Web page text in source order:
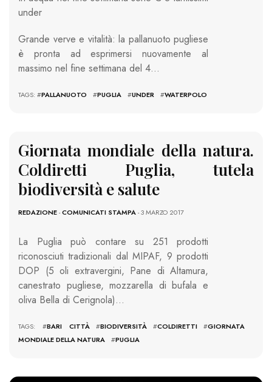
under
Grande verve e vitalità: la pallanuoto pugliese
è pronta ad esprimersi nuovamente al
massimo nel fine settimana del 4…
TAGS: #PALLANUOTO #PUGLIA #UNDER #WATERPOLO
Giornata mondiale della natura.
Coldiretti Puglia, tutela
biodiversità e salute
REDAZIONE-COMUNICATI STAMPA- 3 MARZO 2017
La Puglia può contare su 251 prodotti
riconosciuti tradizionali dal MIPAF, 9 prodotti
DOP (5 oli extravergini, Pane di Altamura,
canestrato pugliese, mozzarella di bufala e
oliva Bella di Cerignola)…
TAGS: #BARI CITTÀ #BIODIVERSITÀ #COLDIRETTI #GIORNATA
MONDIALE DELLA NATURA
#PUGLIA